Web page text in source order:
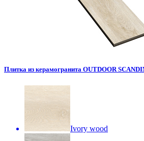
Плитка из керамогранита OUTDOOR
Ivory wood